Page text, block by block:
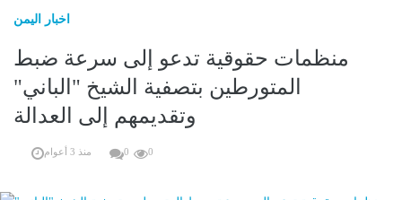
اخبار اليمن
منظمات حقوقية تدعو إلى سرعة ضبط
المتورطين بتصفية الشيخ "الباني"
وتقديمهم إلى العدالة
منذ 3 أعوام 0 0